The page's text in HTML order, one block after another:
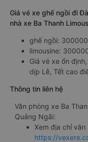
Giá vé xe ghế ngồi đi
nhà xe Ba Thanh
ghế ngồi:
limousine:
Giá vé xe ổn
dịp Lễ, Tết cao
Thông tin liên hệ
Văn phòng xe Ba
Quảng Ngãi:
Xem địa chỉ văn
https://